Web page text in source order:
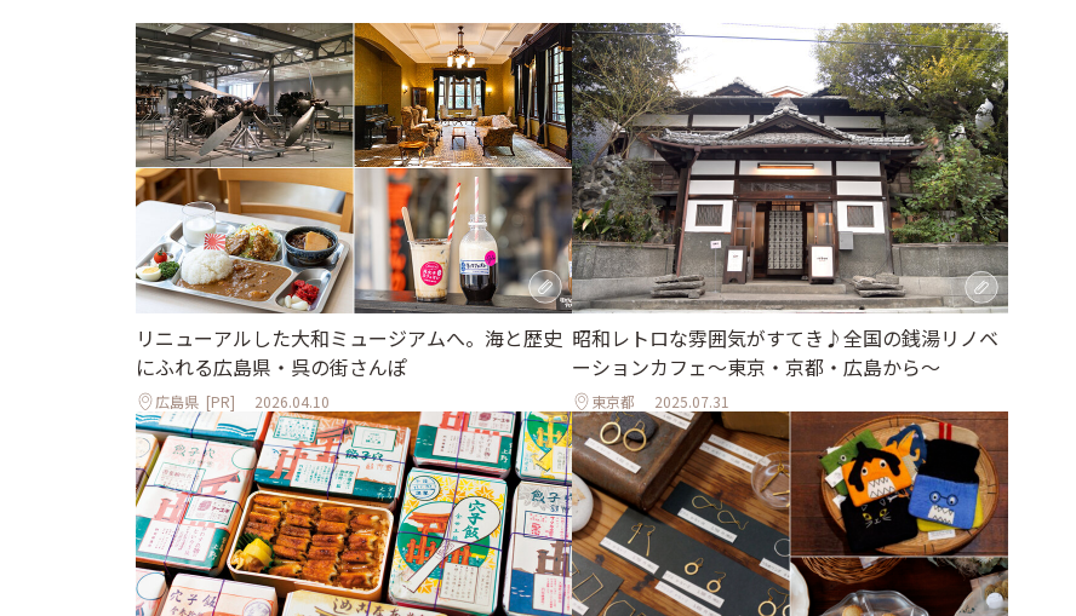
リニューアルした大和ミュージアムへ。海と歴史
にふれる広島県・呉の街さんぽ
広島県 [PR] 2026.04.10
昭和レトロな雰囲気がすてき♪全国の銭湯リノベ
ーションカフェ〜東京・京都・広島から〜
東京都 2025.07.31